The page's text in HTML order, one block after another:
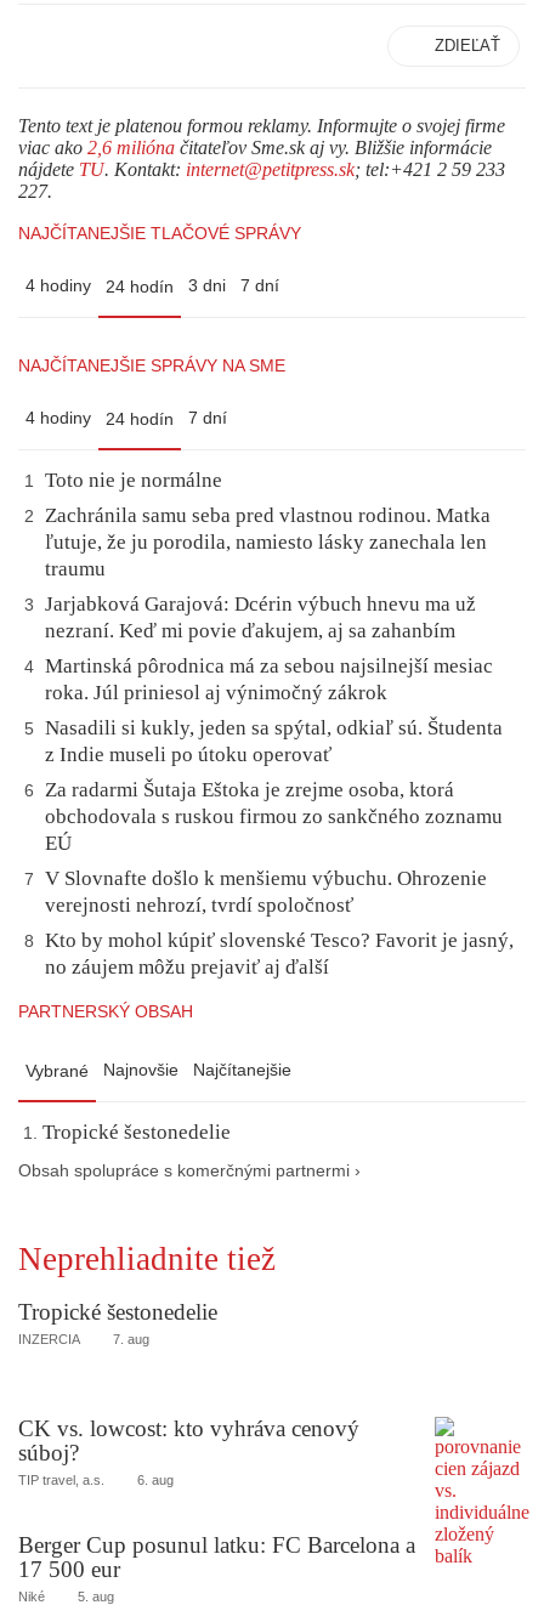
ZDIEĽAŤ
Tento text je platenou formou reklamy. Informujte o svojej firme
viac ako 2,6 milióna čitateľov Sme.sk aj vy. Bližšie informácie
nájdete TU. Kontakt: internet@petitpress.sk; tel:+421 2 59 233
227.
NAJČÍTANEJŠIE TLAČOVÉ SPRÁVY
4 hodiny 24 hodín 3 dni 7 dní
NAJČÍTANEJŠIE SPRÁVY NA SME
4 hodiny 24 hodín 7 dní
1 Toto nie je normálne
2
Zachránila samu seba pred vlastnou rodinou. Matka
ľutuje, že ju porodila, namiesto lásky zanechala len
traumu
3
Jarjabková Garajová: Dcérin výbuch hnevu ma už
nezraní. Keď mi povie ďakujem, aj sa zahanbím
4 Martinská pôrodnica má za sebou najsilnejší mesiac
roka. Júl priniesol aj výnimočný zákrok
5
Nasadili si kukly, jeden sa spýtal, odkiaľ sú. Študenta
z Indie museli po útoku operovať
6
Za radarmi Šutaja Eštoka je zrejme osoba, ktorá
obchodovala s ruskou firmou zo sankčného zoznamu
EÚ
7
V Slovnafte došlo k menšiemu výbuchu. Ohrozenie
verejnosti nehrozí, tvrdí spoločnosť
8
Kto by mohol kúpiť slovenské Tesco? Favorit je jasný,
no záujem môžu prejaviť aj ďalší
PARTNERSKÝ OBSAH
Vybrané Najnovšie Najčítanejšie
Tropické šestonedelie
Obsah spolupráce s komerčnými partnermi ›
Neprehliadnite tiež
Tropické šestonedelie
INZERCIA 7. aug
CK vs. lowcost: kto vyhráva cenový
súboj?
TIP travel, a.s. 6. aug
Berger Cup posunul latku: FC Barcelona a
17 500 eur
Niké 5. aug